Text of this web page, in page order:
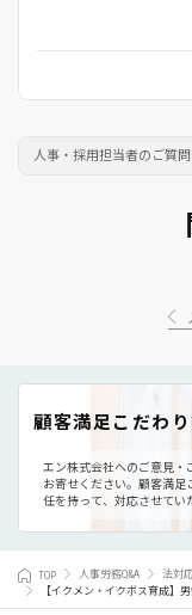
人事・採用担当者のご質問
顧客満足こだわ
エン株式会社へのご意見・
お寄せください。 顧客満足
任を持って、対応させてい
TOP 人事労務Q&A
法対
【イクメン・イクボス育成】